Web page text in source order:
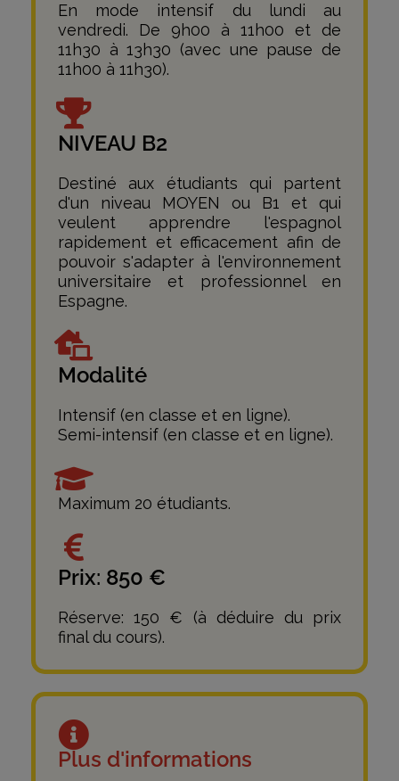
En mode intensif du lundi au
vendredi. De 9h00 à 11h00 et de
11h30 à 13h30 (avec une pause de
11h00 à 11h30).
NIVEAU B2
Destiné aux étudiants qui partent
d'un niveau MOYEN ou B1 et qui
veulent apprendre l'espagnol
rapidement et efficacement afin de
pouvoir s'adapter à l'environnement
universitaire et professionnel en
Espagne.
Modalité
Intensif (en classe et en ligne).
Semi-intensif (en classe et en ligne).
Maximum 20 étudiants.
Prix: 850 €
Réserve: 150 € (à déduire du prix
final du cours).
Plus d'informations